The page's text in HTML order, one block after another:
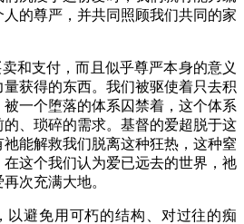
的尊严，并共同照顾我们共同的家
和支付，而且似乎尊严本身的意义
获得的东西。我们被驱使着只去积
一个堕落的体系囚禁着，这个体系
、琐碎的需求。基督的爱超脱于这
能解救我们脱离这种狂热，这种窒
这个我们认为爱已远去的世界，祂
次充满大地。
以避免用可朽的结构、对过往的痴